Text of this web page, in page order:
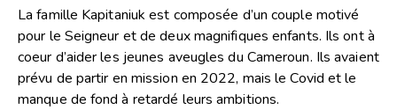
La famille Kapitaniuk est composée d’un couple motivé
pour le Seigneur et de deux magnifiques enfants. Ils ont à
coeur d’aider les jeunes aveugles du Cameroun. Ils avaient
prévu de partir en mission en 2022, mais le Covid et le
manque de fond à retardé leurs ambitions.